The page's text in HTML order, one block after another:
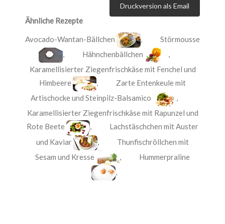
Druckversion als Email
Ähnliche Rezepte
Avocado-Wantan-Bällchen , Störmousse
, Hähnchenbällchen
,
Karamellisierter Ziegenfrischkäse mit Fenchel und
Himbeere
, Zarte Entenkeule mit
Artischocke und Steinpilz-Balsamico
,
Karamellisierter Ziegenfrischkäse mit Rapunzel und
Rote Beete
, Lachstäschchen mit Auster
und Kaviar
, Thunfischröllchen mit
Sesam und Kresse
, Hummerpraline
,